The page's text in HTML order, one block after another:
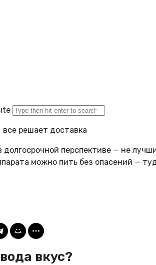
все решает доставка
долгосрочной перспективе — не
можно пить без опасений —
вкус?